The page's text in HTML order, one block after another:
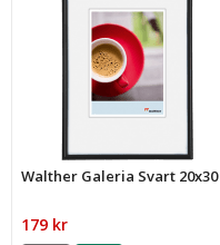
Walther Galeria Svart 20x30
179 kr